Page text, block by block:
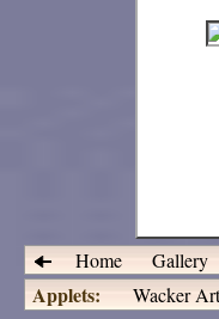
Home Gallery
Applets: Wacker